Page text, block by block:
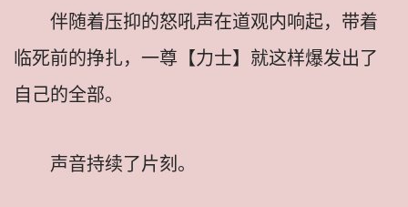
伴随着压抑的怒吼声在道观内响起，带着
临死前的挣扎，一尊【力士】就这样爆发出了
自己的全部。
声音持续了片刻。